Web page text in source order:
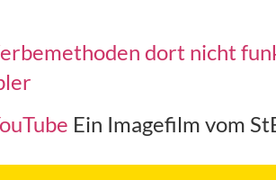
dort nicht
Ein Imagefilm vom